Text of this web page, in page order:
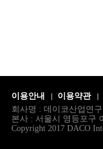
이용안내 이용약관
회사명 : 데이코산업연
본사 : 서울시 영등포구
Copyright 2017 DACO